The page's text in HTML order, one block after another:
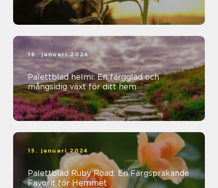
16. januari 2024
Palettblad helmi: En färgglad och
mångsidig växt för ditt hem
15. januari 2024
Palettblad Ruby Road: En Färgsprakande
Favorit för Hemmet